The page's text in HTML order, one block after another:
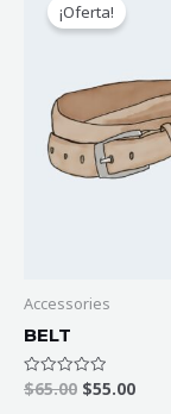
¡Oferta!
Accessories
BELT
Valorado
en
$65.00 $55.00